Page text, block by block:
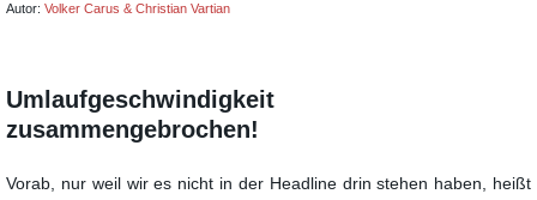
Autor: Volker Carus & Christian Vartian
Umlaufgeschwindigkeit
zusammengebrochen!
Vorab, nur weil wir es nicht in der Headline drin stehen haben, heißt